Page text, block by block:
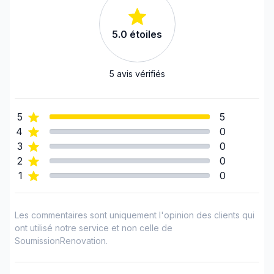
Pour tous vos travaux électriques,
Outaouais (Gatineau)
Outaouais (La Vallée-de-la-Gatineau)
Renfrew County
United Counties of Leeds and Grenville
United Counties of Prescott and Russell
United Counties of Stormont, Dundas and
5.0 étoiles
5 avis vérifiés
5
5
4
0
3
0
2
0
1
0
Les commentaires sont uniquement l'opinion des clients qui
ont utilisé notre service et non celle de
SoumissionRenovation.